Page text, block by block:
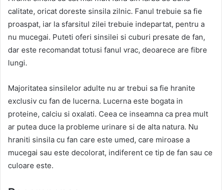
calitate, oricat doreste sinsila zilnic. Fanul trebuie sa fie
proaspat, iar la sfarsitul zilei trebuie indepartat, pentru a
nu mucegai. Puteti oferi sinsilei si cuburi presate de fan,
dar este recomandat totusi fanul vrac, deoarece are fibre
lungi.
Majoritatea sinsilelor adulte nu ar trebui sa fie hranite
exclusiv cu fan de lucerna. Lucerna este bogata in
proteine, calciu si oxalati. Ceea ce inseamna ca prea mult
ar putea duce la probleme urinare si de alta natura. Nu
hraniti sinsila cu fan care este umed, care miroase a
mucegai sau este decolorat, indiferent ce tip de fan sau ce
culoare este.